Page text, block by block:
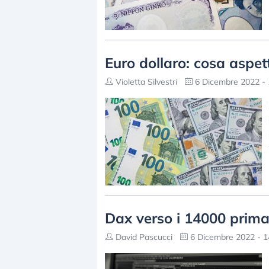
Euro dollaro: cosa
Violetta Silvestri 6 Dicembre 2022 -
Dax verso i 14000
David Pascucci 6 Dicembre 2022 -